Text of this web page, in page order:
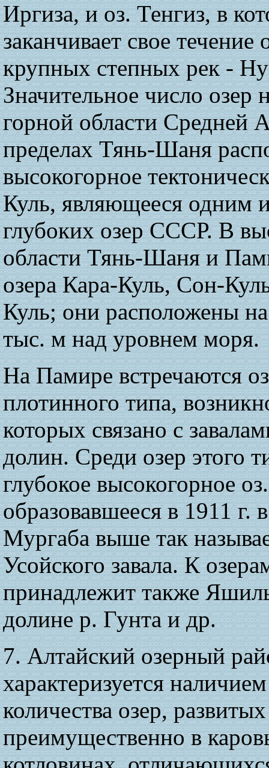
Иргиза, и оз. Тенгиз, в
заканчивает свое течение
крупных степных рек -
Значительное число озер
горной области Средней
пределах Тянь-Шаня
высокогорное
Куль, являющееся одним
глубоких озер СССР. В
области Тянь-Шаня и
озера Кара-Куль, Сон-
Куль; они расположены
тыс. м над уровнем моря.
На Памире встречаются
плотинного типа,
которых связано с
долин. Среди озер этого
глубокое высокогорное
образовавшееся в 1911 г.
Мургаба выше так
Усойского завала. К
принадлежит также
долине р. Гунта и др.
7. Алтайский озерный
характеризуется
количества озер, развитых
преимущественно в